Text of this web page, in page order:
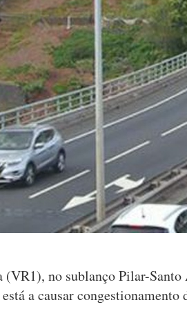
(VR1), no sublanço Pilar-
a causar congestionamento